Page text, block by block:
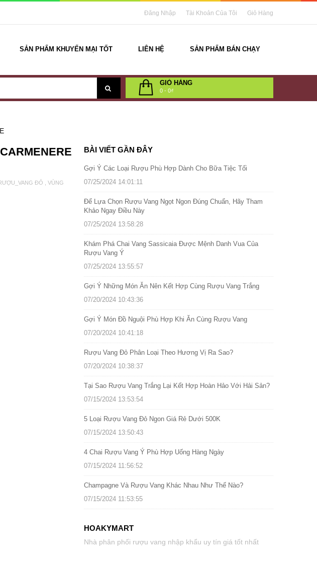
Đăng Nhập Tài Khoản Của Tôi Giỏ Hàng
SẢN PHẨM KHUYẾN MẠI TỐT LIÊN HỆ SẢN PHẨM BÁN CHẠY
GIỎ HÀNG
0 - 0₫
ĐỎ
VÙNG
BÀI VIẾT GẦN ĐÂY
Gợi Ý Các Loại Rượu Phù Hợp Dành Cho Bữa Tiệc Tối
07/25/2024 14:01:11
Để Lựa Chọn Rượu Vang Ngọt Ngon Đúng Chuẩn, Hãy Tham
Khảo Ngay Điều Này
07/25/2024 13:58:28
Khám Phá Chai Vang Sassicaia Được Mệnh Danh Vua Của
Rượu Vang Ý
07/25/2024 13:55:57
Gợi Ý Những Món Ăn Nên Kết Hợp Cùng Rượu Vang Trắng
07/20/2024 10:43:36
Gợi Ý Món Đồ Nguội Phù Hợp Khi Ăn Cùng Rượu Vang
07/20/2024 10:41:18
Rượu Vang Đỏ Phân Loại Theo Hương Vị Ra Sao?
07/20/2024 10:38:37
Tại Sao Rượu Vang Trắng Lại Kết Hợp Hoàn Hảo Với Hải Sản?
07/15/2024 13:53:54
5 Loại Rượu Vang Đỏ Ngon Giá Rẻ Dưới 500K
07/15/2024 13:50:43
4 Chai Rượu Vang Ý Phù Hợp Uống Hàng Ngày
07/15/2024 11:56:52
Champagne Và Rượu Vang Khác Nhau Như Thế Nào?
07/15/2024 11:53:55
HOAKYMART
Nhà phân phối rượu vang nhập khẩu uy tín giá tốt nhất